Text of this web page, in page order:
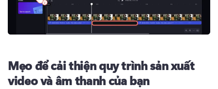
Mẹo để cải thiện quy trình sản xuất
video và âm thanh của bạn